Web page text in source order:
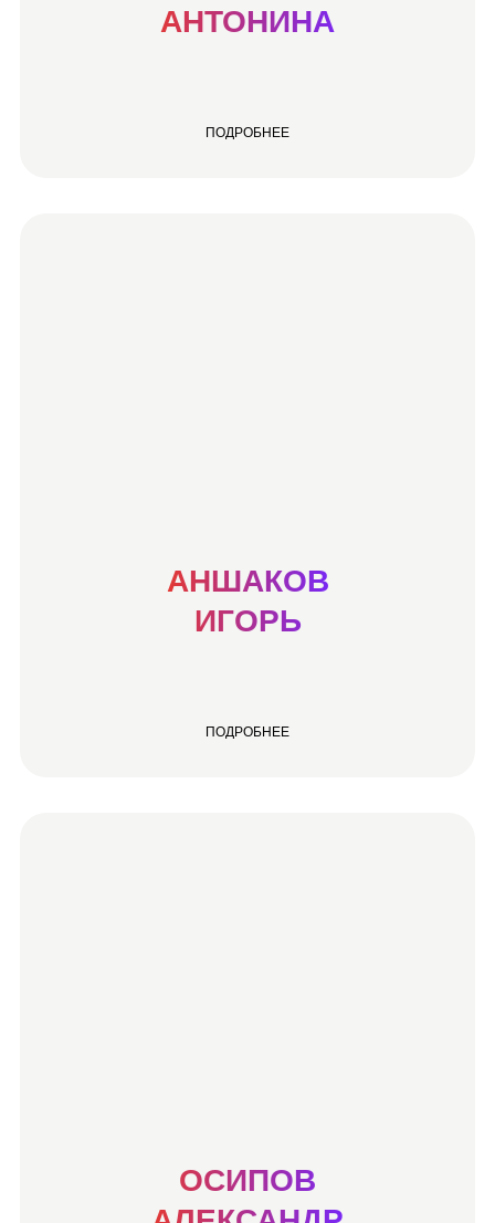
АНТОНИНА
ПОДРОБНЕЕ
АНШАКОВ
ИГОРЬ
ПОДРОБНЕЕ
ОСИПОВ